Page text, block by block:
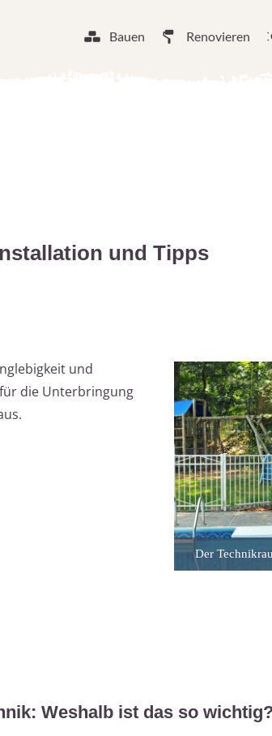
Bauen Renovieren
und Tipps
und
die Unterbringung
Der
Weshalb ist das so wichtig?